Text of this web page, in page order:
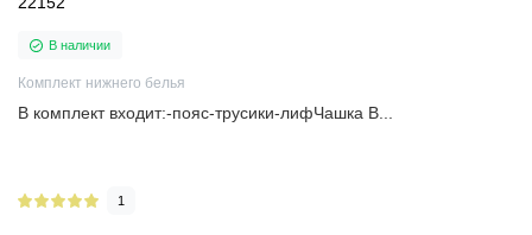
В наличии
Комплект нижнего белья
В комплект входит:-пояс-трусики-лифЧашка B...
1